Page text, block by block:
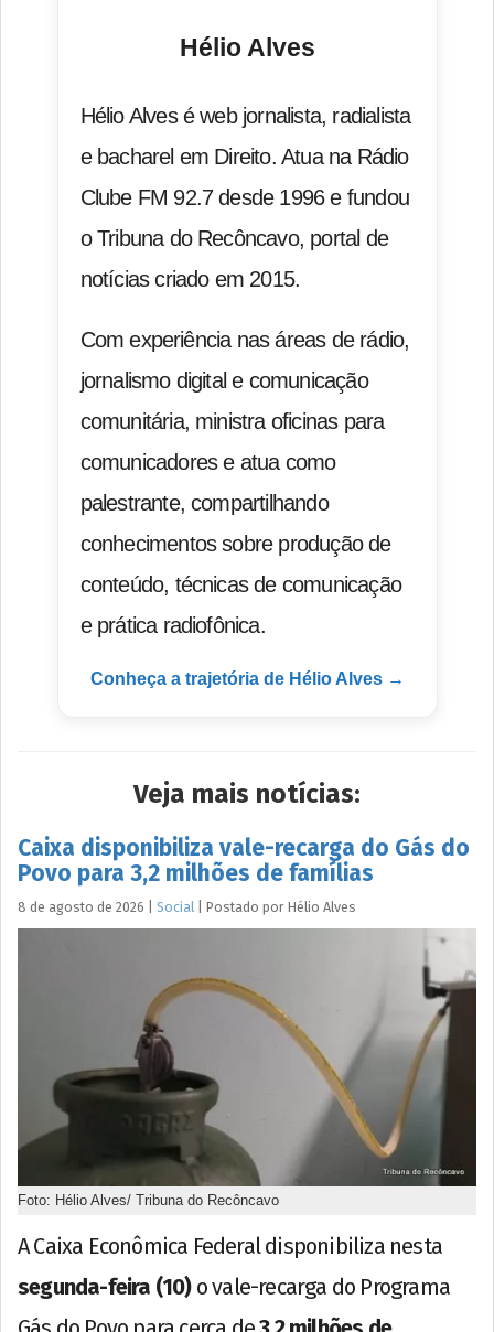
Hélio Alves
Hélio Alves é web jornalista, radialista
e bacharel em Direito. Atua na Rádio
Clube FM 92.7 desde 1996 e fundou
o Tribuna do Recôncavo, portal de
notícias criado em 2015.
Com experiência nas áreas de rádio,
jornalismo digital e comunicação
comunitária, ministra oficinas para
comunicadores e atua como
palestrante, compartilhando
conhecimentos sobre produção de
conteúdo, técnicas de comunicação
e prática radiofônica.
Conheça a trajetória de Hélio Alves →
Veja mais notícias:
Caixa disponibiliza vale-recarga do Gás do
Povo para 3,2 milhões de famílias
8 de agosto de 2026 Social Postado por Hélio Alves
Foto: Hélio Alves/ Tribuna do Recôncavo
A Caixa Econômica Federal disponibiliza nesta
segunda-feira (10)o vale-recarga do Programa